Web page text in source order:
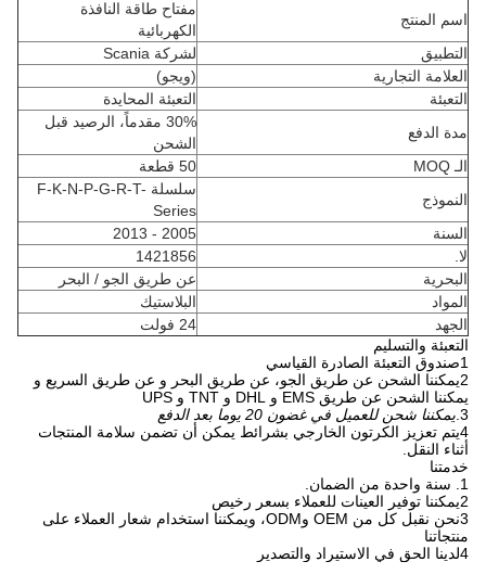
اسم المنتج
مفتاح طاقة النافذة
الكهربائية
التطبيق
لشركة Scania
العلامة التجارية
(ويجو)
التعبئة
التعبئة المحايدة
مدة الدفع
30% مقدماً، الرصيد قبل
الشحن
الـ MOQ
50 قطعة
النموذج
سلسلة F-K-N-P-G-R-T-
Series
السنة
2005 - 2013
لا.
1421856
البحرية
عن طريق الجو / البحر
المواد
البلاستيك
الجهد
24 فولت
التعبئة والتسليم
1صندوق التعبئة الصادرة القياسي
2يمكننا الشحن عن طريق الجو، عن طريق البحر و عن طريق السريع و
يمكننا الشحن عن طريق EMS و DHL و TNT و UPS
3. يمكننا شحن للعميل في غضون 20 يوما بعد الدفع
4يتم تعزيز الكرتون الخارجي بشرائط يمكن أن تضمن سلامة المنتجات
أثناء النقل.
خدمتنا
1. سنة واحدة من الضمان.
2يمكننا توفير العينات للعملاء بسعر رخيص
3نحن نقبل كل من OEM وODM، ويمكننا استخدام شعار العملاء على
منتجاتنا
4لدينا الحق في الاستيراد والتصدير